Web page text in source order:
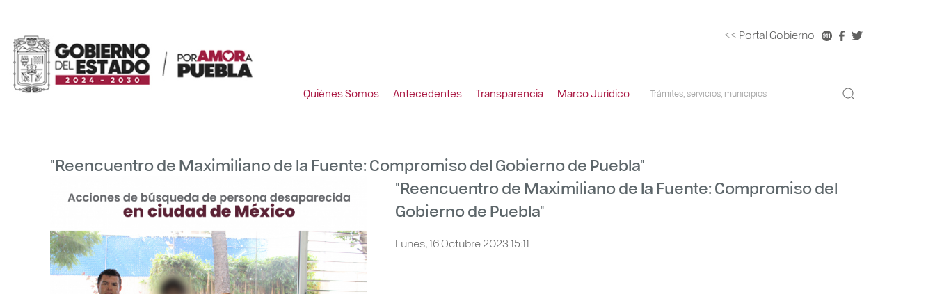
<< Portal Gobierno
Quiénes Somos Antecedentes Transparencia Marco Jurídico
"Reencuentro de Maximiliano de la Fuente: Compromiso del Gobierno de Puebla"
"Reencuentro de Maximiliano de la Fuente: Compromiso del
Gobierno de Puebla"
Lunes, 16 Octubre 2023 15:11